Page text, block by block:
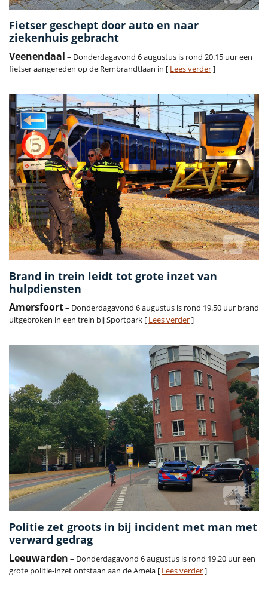
Fietser geschept door auto en naar
ziekenhuis gebracht
Veenendaal – Donderdagavond 6 augustus is rond 20.15 uur een
fietser aangereden op de Rembrandtlaan in [ Lees verder]
Brand in trein leidt tot grote inzet van
hulpdiensten
Amersfoort– Donderdagavond 6 augustus is rond 19.50 uur brand
uitgebroken in een trein bij Sportpark [ Lees verder]
Politie zet groots in bij incident met man met
verward gedrag
Leeuwarden – Donderdagavond 6 augustus is rond 19.20 uur een
grote politie-inzet ontstaan aan de Amela [ Lees verder]